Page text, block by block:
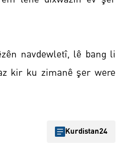
navdewletî, lê bang li
kir ku zimanê şer were
Kurdistan24